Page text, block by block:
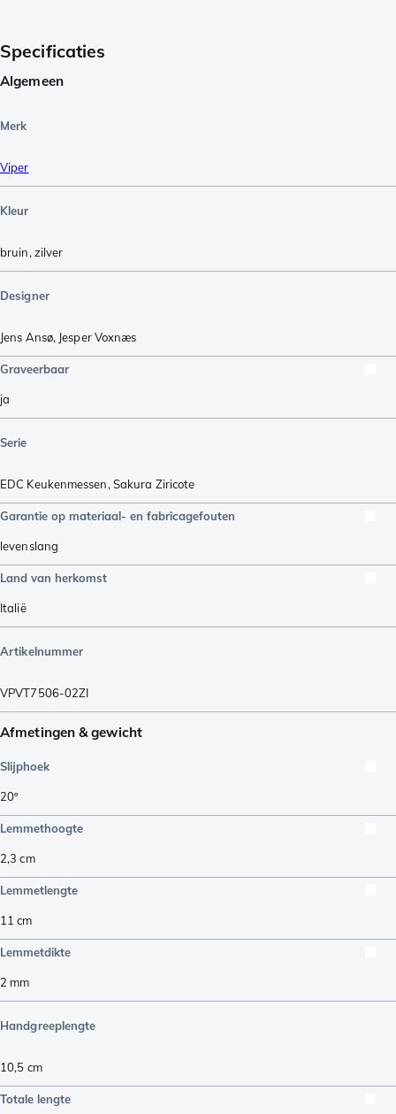
Specificaties
Algemeen
Merk
Viper
Kleur
bruin,zilver
Designer
Jens Ansø, Jesper Voxnæs
Graveerbaar
ja
Serie
EDC Keukenmessen,Sakura Ziricote
Garantie op materiaal- en fabricagefouten
levenslang
Land van herkomst
Italië
Artikelnummer
VPVT7506-02ZI
Afmetingen & gewicht
Slijphoek
20º
Lemmethoogte
2,3 cm
Lemmetlengte
11 cm
Lemmetdikte
2 mm
Handgreeplengte
10,5 cm
Totale lengte